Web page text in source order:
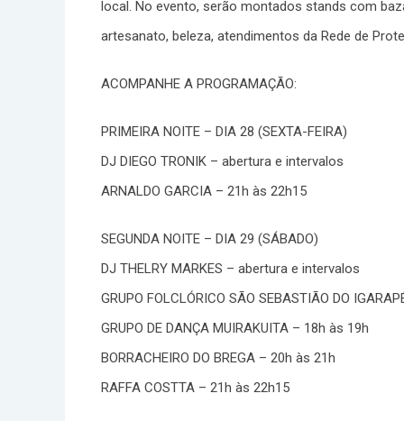
local. No evento, serão montados stands com
artesanato, beleza, atendimentos da Rede de
ACOMPANHE A PROGRAMAÇÃO:
PRIMEIRA NOITE – DIA 28 (SEXTA-FEIRA)
DJ DIEGO TRONIK – abertura e intervalos
ARNALDO GARCIA – 21h às 22h15
SEGUNDA NOITE – DIA 29 (SÁBADO)
DJ THELRY MARKES – abertura e intervalos
GRUPO FOLCLÓRICO SÃO SEBASTIÃO DO
GRUPO DE DANÇA MUIRAKUITA – 18h às 19h
BORRACHEIRO DO BREGA – 20h às 21h
RAFFA COSTTA – 21h às 22h15